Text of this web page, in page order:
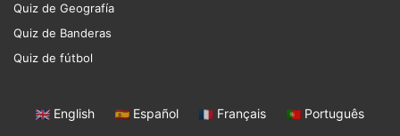
Quiz de Geografía
Quiz de Banderas
Quiz de fútbol
English Español Français Português